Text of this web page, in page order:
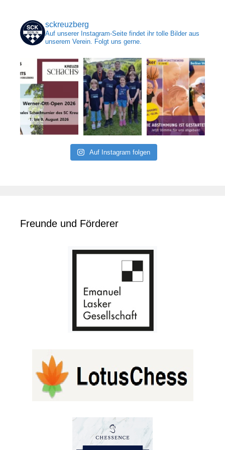
sckreuzberg
Auf unserer Instagram-Seite findet ihr tolle Bilder aus
unserem Verein. Folgt uns gerne.
Auf Instagram folgen
Freunde und Förderer